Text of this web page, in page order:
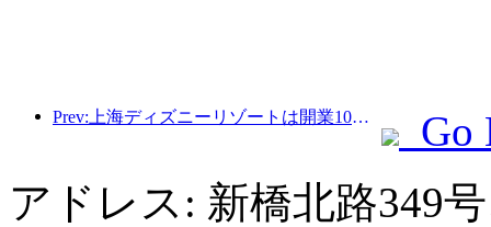
Prev:上海ディズニーリゾートは開業10周年を迎え、これまでに1億人以上の来場者数を記録した。
Go
アドレス: 新橋北路349